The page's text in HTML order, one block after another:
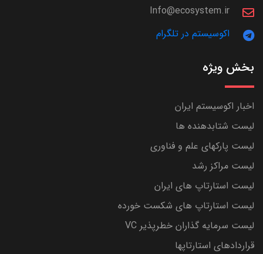
Info@ecosystem.ir
اکوسیستم در تلگرام
بخش ویژه
اخبار اکوسیستم ایران
لیست شتابدهنده ها
لیست پارکهای علم و فناوری
لیست مراکز رشد
لیست استارتاپ های ایران
لیست استارتاپ های شکست خورده
لیست سرمایه گذاران خطرپذیر VC
قراردادهای استارتاپها